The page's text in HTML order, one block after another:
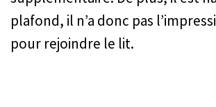
plafond, il n’a donc pas
pour rejoindre le lit.